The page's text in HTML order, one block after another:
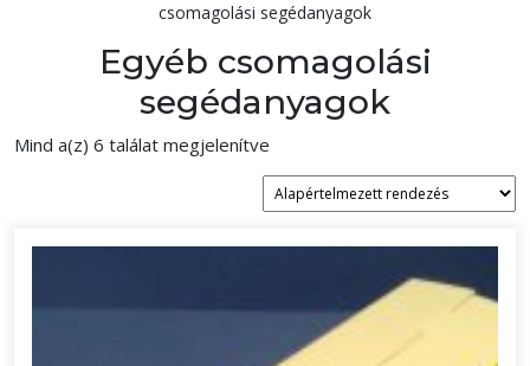
csomagolási segédanyagok
Egyéb csomagolási
segédanyagok
Mind a(z) 6 találat megjelenítve